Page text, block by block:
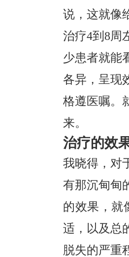
说，这就像
治疗4到8周
少患者就能
各异，呈现
格遵医嘱。
来。
治疗的效
我晓得，对
有那沉甸甸
的效果，就
适，以及总
脱失的严重